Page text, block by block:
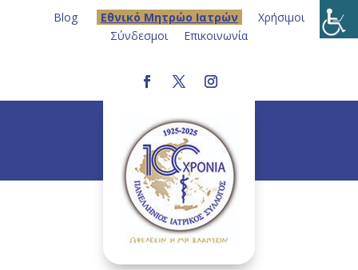
Blog Eθνικό Μητρώο Ιατρών
Χρήσιμοι
Σύνδεσμοι
Επικοινωνία